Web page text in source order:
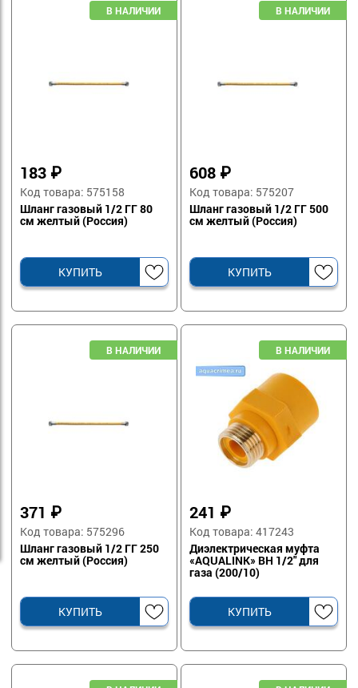
183 ₽
Код товара: 575158
Шланг газовый 1/2 ГГ 80
см желтый (Россия)
КУПИТЬ
608 ₽
Код товара: 575207
Шланг газовый 1/2 ГГ 500
см желтый (Россия)
КУПИТЬ
371 ₽
Код товара: 575296
Шланг газовый 1/2 ГГ 250
см желтый (Россия)
КУПИТЬ
241 ₽
Код товара: 417243
Диэлектрическая муфта
«AQUALINK» ВН 1/2" для
газа (200/10)
КУПИТЬ